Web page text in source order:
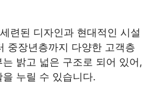
련된 디자인과 현대적인 시설
중장년층까지 다양한 고객층
밝고 넓은 구조로 되어 있어,
누릴 수 있습니다.